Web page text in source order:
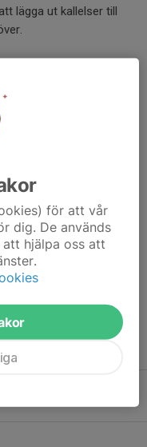
lägga ut kallelser till
hjälper oss att planera
kl. 15.00.
för att vår
dig. De används
hjälpa oss att